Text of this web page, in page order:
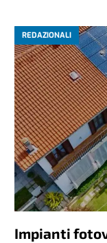
REDAZIONALI
Impianti